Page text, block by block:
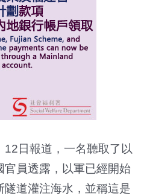
日報道，一名聽取了以
員透露，以軍已經開始
道灌注海水，並稱這是